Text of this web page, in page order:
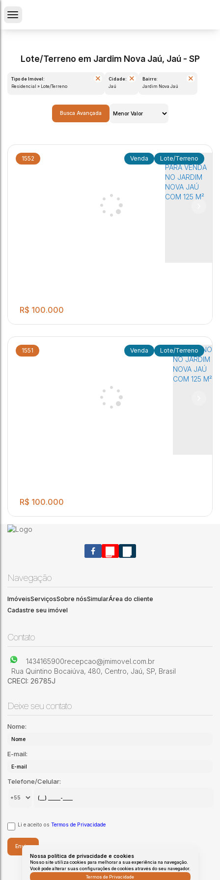
Nossa política de privacidade e cookies
Nosso site utiliza cookies para melhorar a sua experiência na navegação.
Você pode alterar suas configurações de cookies através do seu navegador.
Termos de Privacidade
Lote/Terreno em Jardim Nova Jaú, Jaú - SP
Tipo de Imóvel:
Residencial » Lote/Terreno
Cidade:
Jaú
Bairro:
Jardim Nova Jaú
Busca Avançada
1552 Lote/Terreno
R$ 100.000
1551 Lote/Terreno
R$ 100.000
Jardim Nova Jaú
Navegação
ImóveisServiçosSobre nósSimularÁrea do cliente
Cadastre seu imóvel
Contato
1434165900recepcao@jmimovel.com.br
Rua Quintino Bocaiúva, 480, Centro, Jaú, SP, Brasil
CRECI: 26785J
Deixe seu contato
Nome:
E-mail:
Telefone/Celular:
Li e aceito os Termos de Privacidade